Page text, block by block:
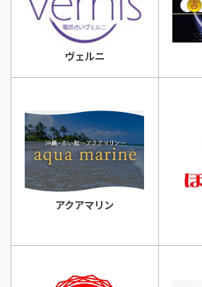
ヴェルニ
アクアマリン